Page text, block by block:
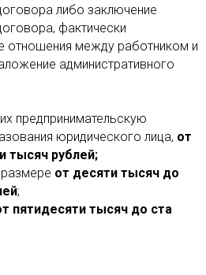
либо заключение
фактически
отношения между работником и
административного
предпринимательскую
юридического лица, от
тысяч рублей;
от десяти тысяч до
;
пятидесяти тысяч до ста